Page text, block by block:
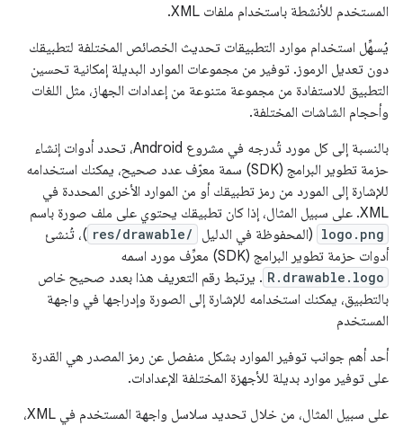
المستخدم للأنشطة باستخدام ملفات XML.
يُسهِّل استخدام موارد التطبيقات تحديث الخصائص المختلفة لتطبيقك
دون تعديل الرموز. توفير من مجموعات الموارد البديلة إمكانية تحسين
التطبيق للاستفادة من مجموعة متنوعة من إعدادات الجهاز، مثل اللغات
وأحجام الشاشات المختلفة.
بالنسبة إلى كل مورد تُدرجه في مشروع Android، تحدد أدوات إنشاء
حزمة تطوير البرامج (SDK) سمة معرّف عدد صحيح، يمكنك استخدامه
للإشارة إلى المورد من رمز تطبيقك أو من الموارد الأخرى المحددة في
XML. على سبيل المثال، إذا كان تطبيقك يحتوي على ملف صورة باسم
logo.png (المحفوظة في الدليل res/drawable/ )، تُنشئ
أدوات حزمة تطوير البرامج (SDK) معرِّف مورد اسمه
R.drawable.logo . يرتبط رقم التعريف هذا بعدد صحيح خاص
بالتطبيق، يمكنك استخدامه للإشارة إلى الصورة وإدراجها في واجهة
المستخدم
أحد أهم جوانب توفير الموارد بشكل منفصل عن رمز المصدر هي القدرة
على توفير موارد بديلة للأجهزة المختلفة الإعدادات.
على سبيل المثال، من خلال تحديد سلاسل واجهة المستخدم في XML،